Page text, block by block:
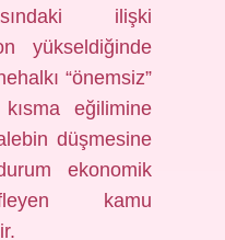
ilişki
yükseldiğinde
“önemsiz”
eğilimine
düşmesine
ekonomik
kamu